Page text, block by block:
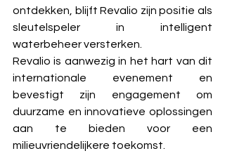
ontdekken, blijft Revalio zijn positie als
sleutelspeler in intelligent
waterbeheer versterken.
Revalio is aanwezig in het hart van dit
internationale evenement en
bevestigt zijn engagement om
duurzame en innovatieve oplossingen
aan te bieden voor een
milieuvriendelijkere toekomst.